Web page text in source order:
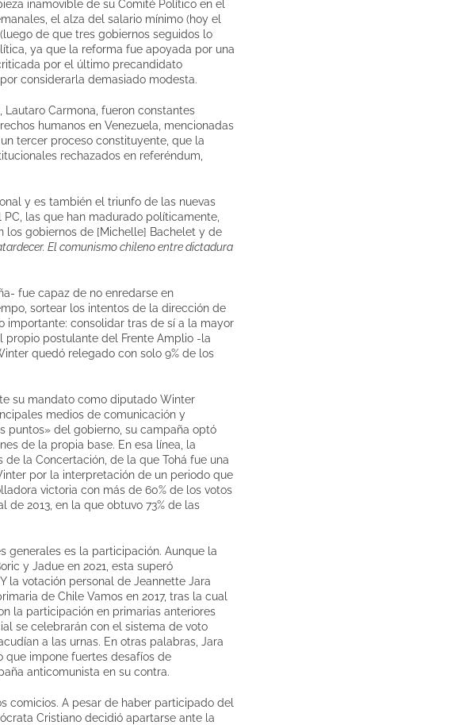
inamovible de su Comité Político en el
el alza del salario mínimo (hoy el
de que tres gobiernos seguidos lo
ya que la reforma fue apoyada por una
por el último precandidato
considerarla demasiado modesta.
Carmona, fueron constantes
humanos en Venezuela, mencionadas
tercer proceso constituyente, que la
rechazados en referéndum,
y es también el triunfo de las nuevas
las que han madurado políticamente,
gobiernos de [Michelle] Bachelet y de
El comunismo chileno entre dictadura
fue capaz de no enredarse en
sortear los intentos de la dirección de
importante: consolidar tras de sí a la mayor
propio postulante del Frente Amplio -la
quedó relegado con solo 9% de los
su mandato como diputado Winter
medios de comunicación y
puntos» del gobierno, su campaña optó
de la propia base. En esa línea, la
la Concertación, de la que Tohá fue una
por la interpretación de un periodo que
victoria con más de 60% de los votos
2013, en la que obtuvo 73% de las
generales es la participación. Aunque la
y Jadue en 2021, esta superó
la votación personal de Jeannette Jara
de Chile Vamos en 2017, tras la cual
la participación en primarias anteriores
se celebrarán con el sistema de voto
a las urnas. En otras palabras, Jara
que impone fuertes desafíos de
anticomunista en su contra.
comicios. A pesar de haber participado del
Cristiano decidió apartarse ante la